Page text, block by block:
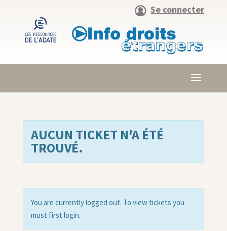
Se connecter
AUCUN TICKET N'A ÉTÉ
TROUVÉ.
You are currently logged out. To view tickets you
must first login.